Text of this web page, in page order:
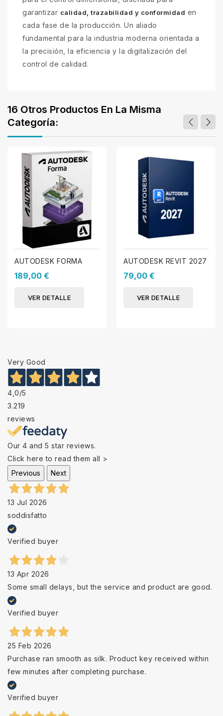
garantizar calidad, trazabilidad y conformidad en
cada fase de la producción. Un aliado
fundamental para la industria moderna orientada a
la precisión, la eficiencia y la digitalización del
control de calidad.
16 Otros Productos En La Misma
Categoría:
AUTODESK FORMA
189,00 €
VER DETALLE
AUTODESK REVIT 2027
79,00 €
VER DETALLE
Very Good
4,0/5
3.219
reviews
Our 4 and 5 star reviews.
Click here to read them all >
Previous
Next
13 Jul 2026
soddisfatto
Verified buyer
13 Apr 2026
Some small delays, but the service and product are good.
Verified buyer
25 Feb 2026
Purchase ran smooth as silk. Product key received within
few minutes after completing purchase.
Verified buyer